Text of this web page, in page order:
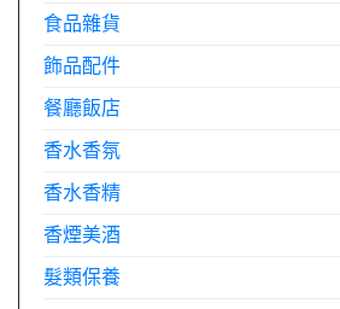
食品雜貨
飾品配件
餐廳飯店
香水香氛
香水香精
香煙美酒
髮類保養